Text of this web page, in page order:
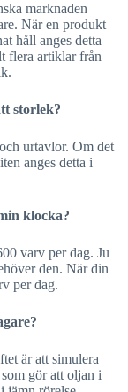
marknaden
När en produkt
håll anges detta
flera artiklar från
storlek?
urtavlor. Om det
anges detta i
klocka?
varv per dag. Ju
den. När din
per dag.
är att simulera
gör att oljan i